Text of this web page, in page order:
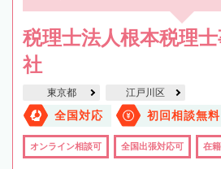
税理士法人根本税理
社
東京都 江戸川区
全国対応 初回相談無料
オンライン相談可 全国出張対応可 在